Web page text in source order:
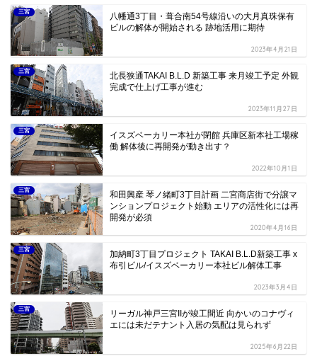
三宮
八幡通3丁目・葺合南54号線沿いの大月真珠保有
ビルの解体が開始される 跡地活用に期待
2023年4月21日
三宮
北長狭通TAKAI B.L.D 新築工事 来月竣工予定 外観
完成で仕上げ工事が進む
2023年11月27日
三宮
イスズベーカリー本社が閉館 兵庫区新本社工場稼
働 解体後に再開発が動き出す？
2022年10月1日
三宮
和田興産 琴ノ緒町3丁目計画 二宮商店街で分譲マ
ンションプロジェクト始動 エリアの活性化には再
開発が必須
2020年4月16日
三宮
加納町3丁目プロジェクト TAKAI B.L.D新築工事 x
布引ビル/イスズベーカリー本社ビル解体工事
2023年3月4日
三宮
リーガル神戸三宮IIが竣工間近 向かいのコナヴィ
エには未だテナント入居の気配は見られず
2025年6月22日